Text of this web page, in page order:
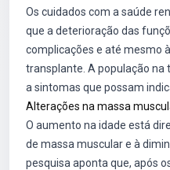
Os cuidados com a saúde
que a deterioração das
complicações e até mesmo
transplante. A população na
a sintomas que possam
Alterações na massa
O aumento na idade está
de massa muscular e à
pesquisa aponta que, após